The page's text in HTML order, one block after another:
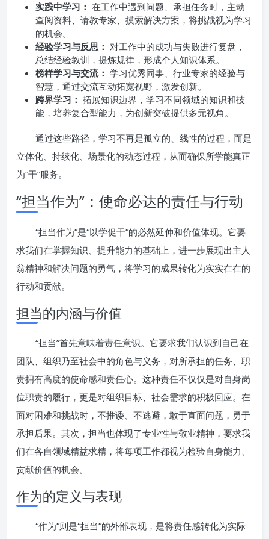
实践中学习： 在工作中遇到问题、承担任务时，主动
查阅资料、请教专家、摸索解决方案，将挑战视为学习
的机会。
经验学习与反思： 对工作中的成功与失败进行复盘，
总结经验教训，提炼规律，形成个人知识体系。
榜样学习与交流： 学习优秀同事、行业专家的经验与
智慧，通过交流互动拓宽视野，激发创新。
跨界学习： 拓展知识边界，学习不同领域的知识和技
能，培养复合型能力，为创新突破提供多元视角。
通过这些路径，学习不再是孤立的、线性的过程，而是
立体化、持续化、场景化的动态过程，从而确保所学能真正
为“干”服务。
“担当作为”：使命必达的责任与行动
“担当作为”是“以学促干”的必然延伸和价值体现。它要
求我们在掌握知识、提升能力的基础上，进一步展现出主人
翁精神和解决问题的勇气，将学习的成果转化为实实在在的
行动和贡献。
担当的内涵与价值
“担当”首先意味着责任意识。它要求我们认识到自己在
团队、组织乃至社会中的角色与义务，对所承担的任务、职
责拥有高度的使命感和责任心。这种责任不仅仅是对自身岗
位职责的履行，更是对组织目标、社会需求的积极回应。在
面对困难和挑战时，不推诿、不逃避，敢于直面问题，勇于
承担后果。其次，担当也体现了专业性与敬业精神，要求我
们在各自领域精益求精，将每项工作都视为检验自身能力、
贡献价值的机会。
作为的定义与表现
“作为”则是“担当”的外部表现，是将责任感转化为实际